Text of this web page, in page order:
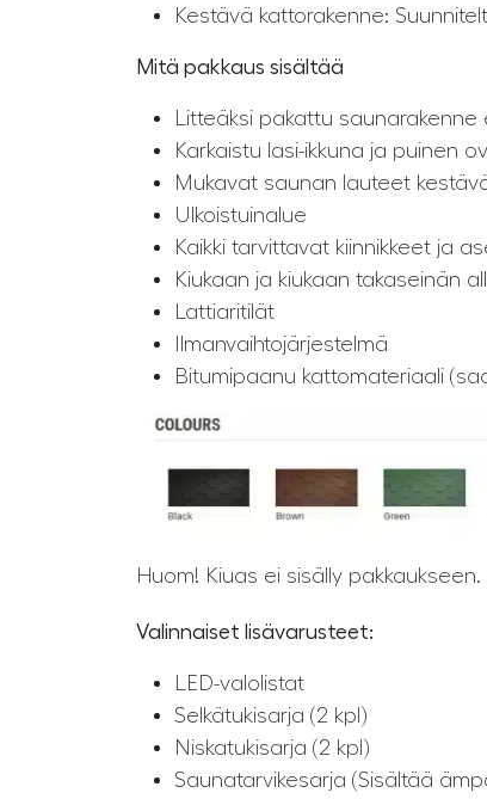
Kestävä kattorakenne:
Mitä pakkaus sisältää
Litteäksi pakattu
Karkaistu lasi-ikkuna ja puinen
Mukavat saunan lauteet
Ulkoistuinalue
Kaikki tarvittavat kiinnikkeet ja
Kiukaan ja kiukaan takaseinän
Lattiaritilät
Ilmanvaihtojärjestelmä
Bitumipaanu kattomateriaali
Huom! Kiuas ei sisälly pakkaukseen.
Valinnaiset lisävarusteet:
LED-valolistat
Selkätukisarja (2 kpl)
Niskatukisarja (2 kpl)
Saunatarvikesarja (Sisältää